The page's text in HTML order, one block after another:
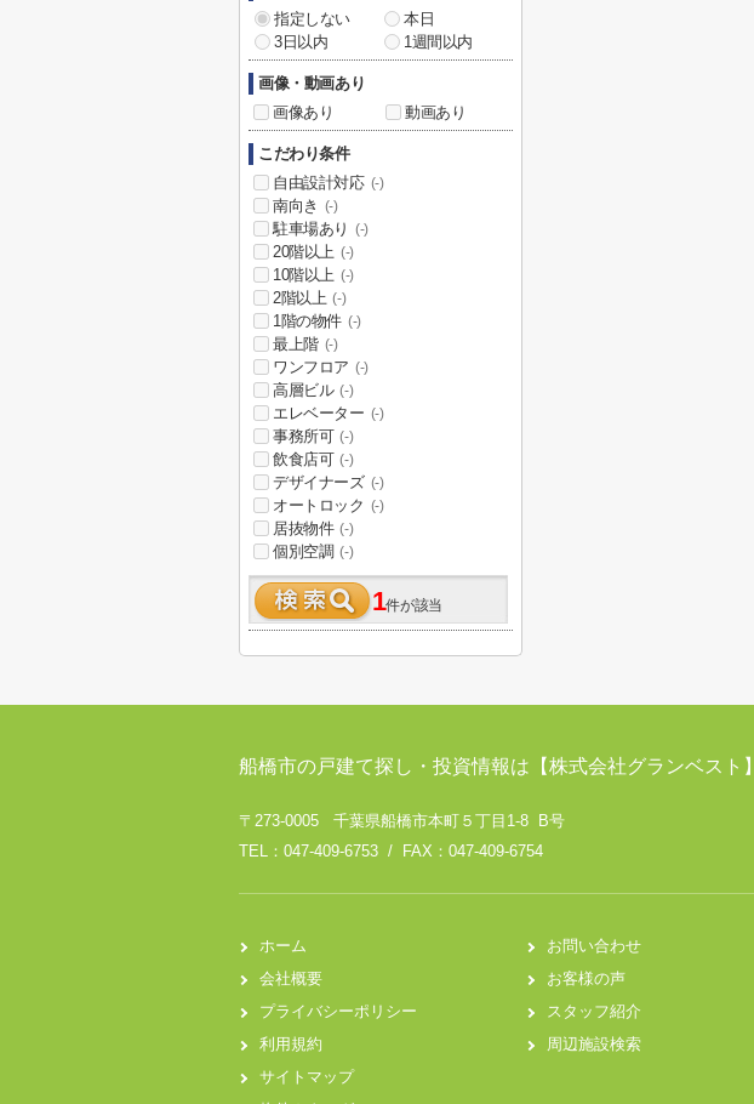
指定しない
本日
3日以内
1週間以内
画像・動画あり
画像あり
動画あり
こだわり条件
自由設計対応 (-)
南向き (-)
駐車場あり (-)
20階以上 (-)
10階以上 (-)
2階以上 (-)
1階の物件 (-)
最上階 (-)
ワンフロア (-)
高層ビル (-)
エレベーター (-)
事務所可 (-)
飲食店可 (-)
デザイナーズ (-)
オートロック (-)
居抜物件 (-)
個別空調 (-)
1件が該当
船橋市の戸建て探し・投資情報は【株式会社グランベスト】
〒273-0005 千葉県船橋市本町５丁目1-8 B号
TEL：047-409-6753 / FAX：047-409-6754
ホーム
会社概要
プライバシーポリシー
利用規約
サイトマップ
お問い合わせ
お客様の声
スタッフ紹介
周辺施設検索